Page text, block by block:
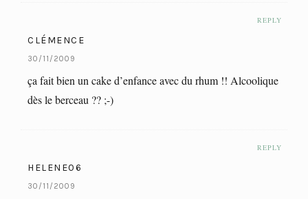
REPLY
CLÉMENCE
30/11/2009
ça fait bien un cake d’enfance avec du rhum !! Alcoolique
dès le berceau ?? ;-)
REPLY
HELENE06
30/11/2009